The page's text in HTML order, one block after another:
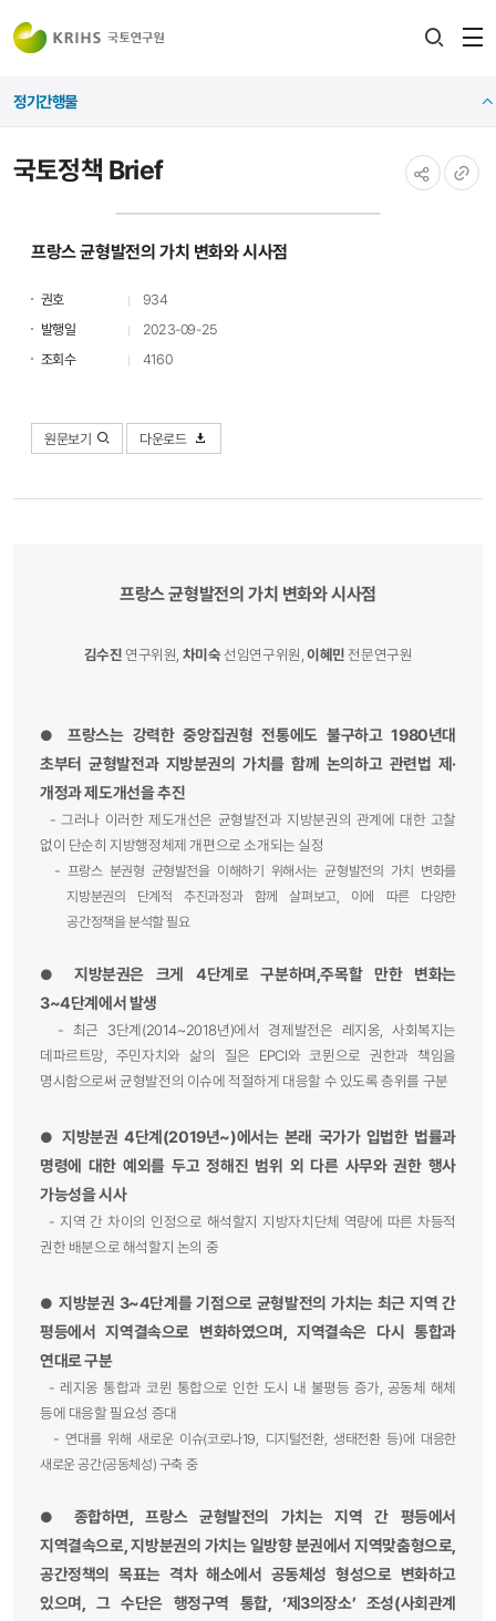
국토정책 Brief
정기간행물
프랑스 균형발전의 가치 변화와 시사점
권호
934
발행일
2023-09-25
조회수
4160
원문보기 다운로드
프랑스 균형발전의 가치 변화와 시사점
김수진연구위원, 차미숙선임연구위원, 이혜민 전문연구원
●
프랑스는 강력한 중앙집권형 전통에도 불구하고 1980년대
초부터 균형발전과 지방분권의 가치를 함께 논의하고 관련법 제·
개정과 제도개선을 추진
- 그러나 이러한 제도개선은 균형발전과 지방분권의 관계에 대한 고찰
없이 단순히 지방행정체제 개편으로 소개되는 실정
- 프랑스 분권형 균형발전을 이해하기 위해서는 균형발전의 가치 변화를
지방분권의 단계적 추진과정과 함께 살펴보고, 이에 따른 다양한
공간정책을 분석할 필요
●
지방분권은 크게 4단계로 구분하며,주목할 만한 변화는
3~4단계에서 발생
- 최근 3단계(2014~2018년)에서 경제발전은 레지옹, 사회복지는
데파르트망, 주민자치와 삶의 질은 EPCI와 코뮌으로 권한과 책임을
명시함으로써 균형발전의 이슈에 적절하게 대응할 수 있도록 층위를 구분
● 지방분권 4단계(2019년~)에서는 본래 국가가 입법한 법률과
명령에 대한 예외를 두고 정해진 범위 외 다른 사무와 권한 행사
가능성을 시사
- 지역 간 차이의 인정으로 해석할지 지방자치단체 역량에 따른 차등적
권한 배분으로 해석할지 논의 중
● 지방분권 3~4단계를 기점으로 균형발전의 가치는 최근 지역 간
평등에서 지역결속으로 변화하였으며, 지역결속은 다시 통합과
연대로 구분
- 레지옹 통합과 코뮌 통합으로 인한 도시 내 불평등 증가, 공동체 해체
등에 대응할 필요성 증대
-연대를 위해 새로운 이슈(코로나19, 디지털전환, 생태전환 등)에 대응한
새로운 공간(공동체성) 구축 중
●
종합하면, 프랑스 균형발전의 가치는 지역 간 평등에서
지역결속으로, 지방분권의 가치는 일방향 분권에서 지역맞춤형으로,
공간정책의 목표는 격차 해소에서 공동체성 형성으로 변화하고
있으며, 그 수단은 행정구역 통합, ‘제3의장소’ 조성(사회관계